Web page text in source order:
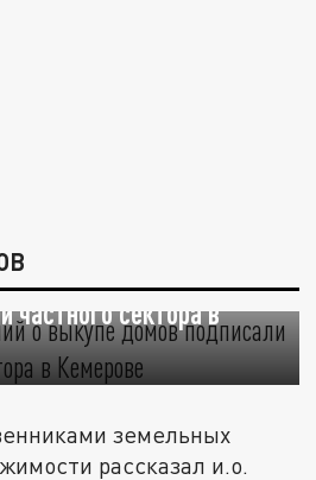
о выкупе домов
частного сектора в
земельных
рассказал и.о.